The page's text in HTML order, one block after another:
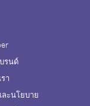
รนด์
า
ะนโยบาย